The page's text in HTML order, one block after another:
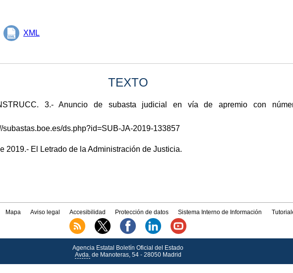
XML
TEXTO
3.- Anuncio de subasta judicial en vía de apremio con
subastas.boe.es/ds.php?id=SUB-JA-2019-133857
2019.- El Letrado de la Administración de Justicia.
Mapa Aviso legal Accesibilidad Protección de datos Sistema Interno de Información
Agencia Estatal Boletín Oficial del Estado
Avda.de Manoteras, 54 - 28050 Madrid